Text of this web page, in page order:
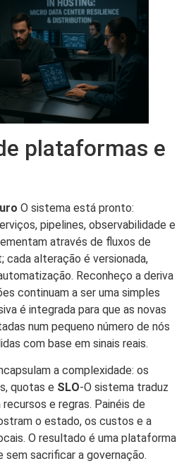
plataformas e
O sistema está pronto:
pipelines, observabilidade e
através de fluxos de
cada alteração é versionada,
Reconheço a deriva
continuam a ser uma simples
é integrada para que as novas
num pequeno número de nós
com base em sinais reais.
a complexidade: os
quotas e SLO-O sistema traduz
e regras. Painéis de
o estado, os custos e a
O resultado é uma plataforma
sem sacrificar a governação.